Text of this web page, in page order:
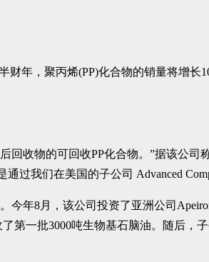
财年，聚丙烯(PP)化合物的销量将增
回收物的可回收PP化合物。”据该公
过我们在美国的子公司 Advanced
年8月，该公司投资了亚洲公司
第一批3000吨生物基石脑油。随后，